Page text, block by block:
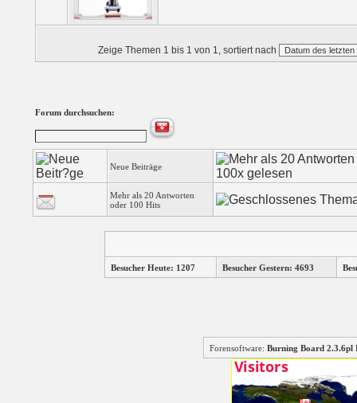
Zeige Themen 1 bis 1 von 1, sortiert nach
Forum durchsuchen:
Neue Beiträge
Mehr als 20 Antworten
oder 100 Hits
Besucher Heute: 1207 Besucher Gestern: 4693
Forensoftware: Burning Board